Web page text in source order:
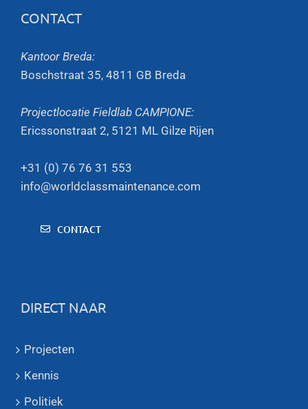
CONTACT
Kantoor Breda:
Boschstraat 35, 4811 GB Breda
Projectlocatie Fieldlab CAMPIONE:
Ericssonstraat 2, 5121 ML Gilze Rijen
+31 (0) 76 76 31 553
info@worldclassmaintenance.com
CONTACT
DIRECT NAAR
Projecten
Kennis
Politiek